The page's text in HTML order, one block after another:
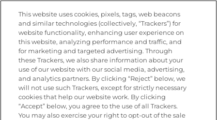
Nutrición
Únete a La Cocina Goya®
Recibe Nuevas Recetas, Ofertas Especiales y
Promociones
Email(Obligatorio)
This website uses cookies, pixels, tags, web beacons
and similar technologies (collectively, “Trackers”) for
website functionality, enhancing user experience on
this website, analyzing performance and traffic, and
for marketing and targeted advertising. Through
these Trackers, we also share information about your
use of our website with our social media, advertising,
and analytics partners. By clicking “Reject” below, we
will not use such Trackers, except for strictly necessary
cookies that help our website work. By clicking
“Accept” below, you agree to the use of all Trackers.
You may also exercise your right to opt-out of the sale